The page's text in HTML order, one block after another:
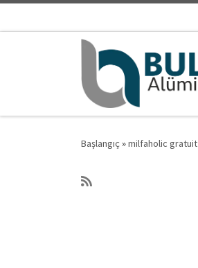
Başlangıç »milfaholic gratuit